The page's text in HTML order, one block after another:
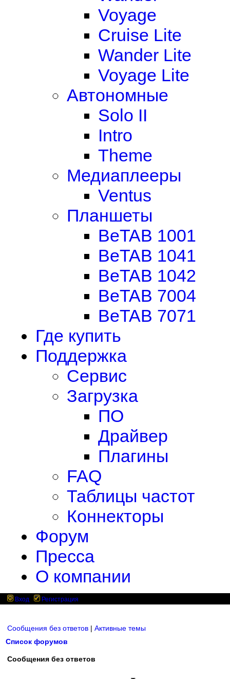
Voyage
Cruise Lite
Wander Lite
Voyage Lite
Автономные
Solo II
Intro
Theme
Медиаплееры
Ventus
Планшеты
BeTAB 1001
BeTAB 1041
BeTAB 1042
BeTAB 7004
BeTAB 7071
Где купить
Поддержка
Сервис
Загрузка
ПО
Драйвер
Плагины
FAQ
Таблицы частот
Коннекторы
Форум
Пресса
О компании
Вход Регистрация
Сообщения без ответов | Активные темы
Список форумов
Сообщения без ответов